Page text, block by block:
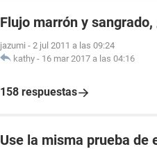
Flujo marrón y
jazumi - 2 jul 2011 a las 09:24
kathy - 16 mar 2017 a las 04:16
158 respuestas
Use la misma prueba de